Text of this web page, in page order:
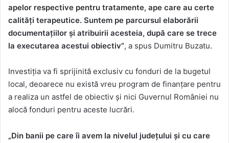
apelor respective pentru tratamente, ape care au certe
calități terapeutice. Suntem pe parcursul elaborării
documentațiilor și atribuirii acesteia, după care se trece
la executarea acestui obiectiv”, a spus Dumitru Buzatu.
Investiția va fi sprijinită exclusiv cu fonduri de la bugetul
local, deoarece nu există vreu program de finanțare pentru
a realiza un astfel de obiectiv și nici Guvernul României nu
alocă fonduri pentru aceste lucrări.
„Din banii pe care îi avem la nivelul județului și cu care